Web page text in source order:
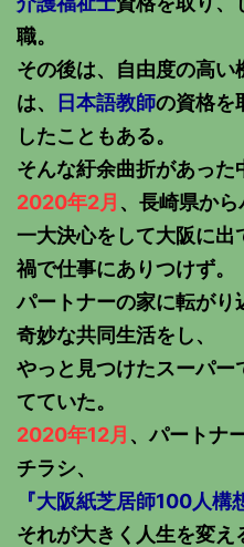
職。
その後は、自由度の高
は、
日本語教師の資格を
したこともある。
そんな紆余曲折があった
2020年2月 、長崎県か
一大決心をして大阪に
禍で仕事にありつけず。
パートナーの家に転が
奇妙な共同生活をし、
やっと見つけたスーパー
てていた。
2020年12月 、パートナ
チラシ、
『大阪紙芝居師100人構
それが大きく人生を変え